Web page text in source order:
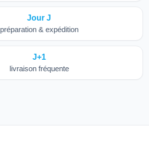
Jour J
préparation & expédition
J+1
livraison fréquente